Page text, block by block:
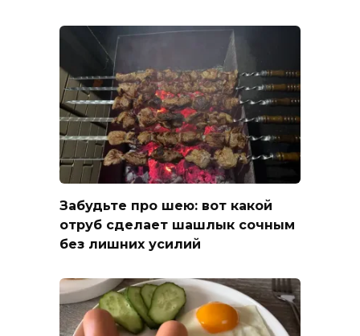
Забудьте про шею: вот какой
отруб сделает шашлык сочным
без лишних усилий